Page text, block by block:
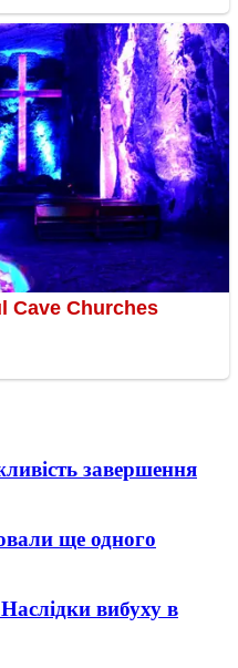
завершення
ще одного
вибуху в